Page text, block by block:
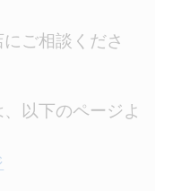
ご相談くださ
以下のページよ